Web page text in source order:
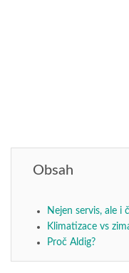
Obsah
Nejen servis, ale i
Klimatizace vs
Proč Aldig?